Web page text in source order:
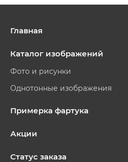
Главная
Каталог изображений
Фото и рисунки
Однотонные изображения
Примерка фартука
Акции
Статус заказа